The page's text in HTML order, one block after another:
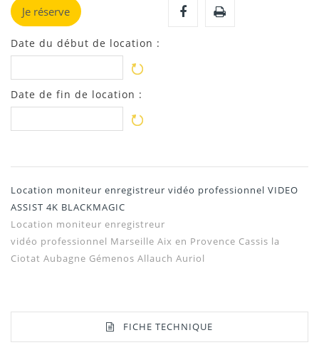
Je réserve
Date du début de location :
Date de fin de location :
Location moniteur enregistreur vidéo professionnel VIDEO
ASSIST 4K BLACKMAGIC
Location moniteur enregistreur
vidéo professionnel Marseille Aix en Provence Cassis la
Ciotat Aubagne Gémenos Allauch Auriol
FICHE TECHNIQUE